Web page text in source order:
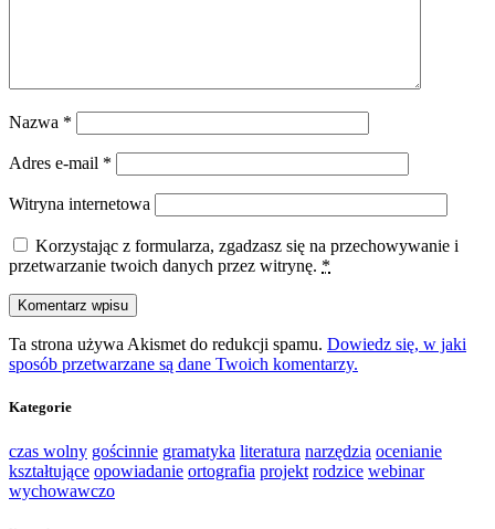
Nazwa *
Adres e-mail *
Witryna internetowa
Korzystając z formularza, zgadzasz się na przechowywanie i
przetwarzanie twoich danych przez witrynę. *
Ta strona używa Akismet do redukcji spamu. Dowiedz się, w jaki
sposób przetwarzane są dane Twoich komentarzy.
Kategorie
czas wolny gościnnie gramatyka literatura narzędzia ocenianie
kształtujące opowiadanie ortografia projekt rodzice webinar
wychowawczo